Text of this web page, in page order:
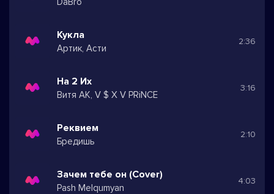
Кукла
Артик, Асти
2:36
На 2 Их
Витя АК, V $ X V PRiNCE
3:16
Реквием
Бредишь
2:10
Зачем тебе он (Cover)
Pash Melqumyan
4:03